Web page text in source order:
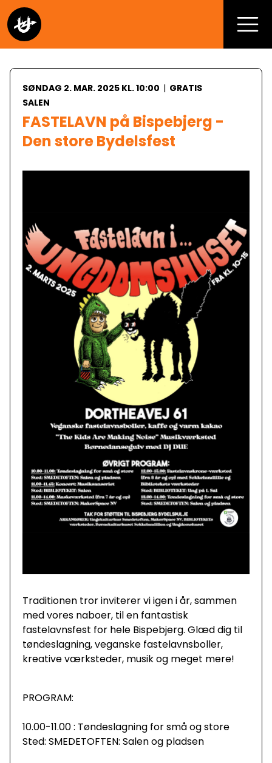
SØNDAG 2. MAR. 2025 KL. 10:00 | GRATIS
SALEN
FASTELAVN på Bispebjerg -
Den store Bydelsfest
Traditionen tror inviterer vi igen i år, sammen
med vores naboer, til en fantastisk
fastelavnsfest for hele Bispebjerg. Glæd dig til
tøndeslagning, veganske fastelavnsboller,
kreative værksteder, musik og meget mere!
PROGRAM:
10.00-11.00 : Tøndeslagning for små og store
Sted: SMEDETOFTEN: Salen og pladsen